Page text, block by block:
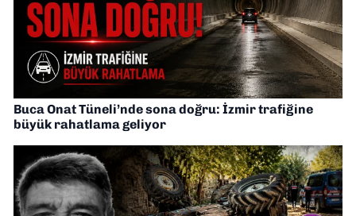
Buca Onat Tüneli’nde sona doğru: İzmir trafiğine
büyük rahatlama geliyor